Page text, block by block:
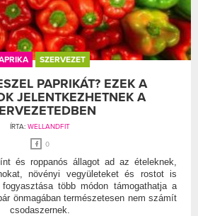
SZERVEZET
PAPRIKÁT? EZEK A
JELENTKEZHETNEK A
ÍRTA: WELLANDFIT
0
és roppanós állagot ad az ételeknek,
növényi vegyületeket és rostot is
több módon támogathatja a
önmagában természetesen nem számít
csodaszernek.